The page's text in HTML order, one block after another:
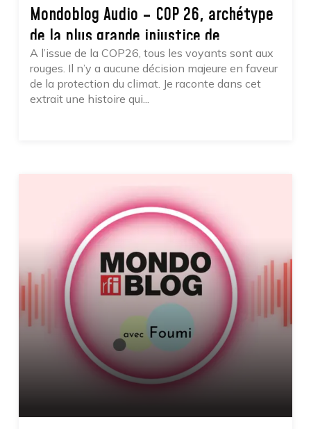
Mondoblog Audio – COP 26, archétype
de la plus grande injustice de
l’histoire
A l’issue de la COP26, tous les voyants sont aux
rouges. Il n’y a aucune décision majeure en faveur
de la protection du climat. Je raconte dans cet
extrait une histoire qui...